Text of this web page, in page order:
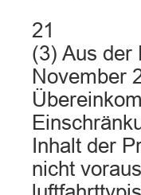
21
(3) Aus der
November
Inhalt der
nicht